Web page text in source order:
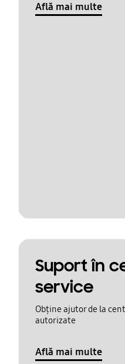
Află mai multe
Suport în
service
Obține ajutor de la
autorizate
Află mai multe